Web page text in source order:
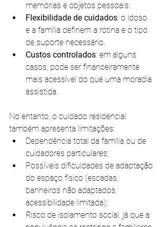
memórias e objetos pessoais.
Flexibilidade de cuidados: o idoso
e a família definem a rotina e o tipo
de suporte necessário.
Custos controlados: em alguns
casos, pode ser financeiramente
mais acessível do que uma moradia
assistida.
No entanto, o cuidado residencial
também apresenta limitações:
Dependência total da família ou de
cuidadores particulares;
Possíveis dificuldades de adaptação
do espaço físico (escadas,
banheiros não adaptados,
acessibilidade limitada);
Risco de isolamento social, já que a